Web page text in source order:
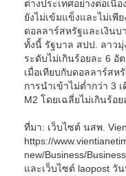
ต่างประเทศอย่างต่อเนื่
ยังไม่เข้มแข็งและไม่เพี
ดอลลาร์สหรัฐและเงิน
ทั้งนี้ รัฐบาล สปป. ลาวมุ่
ระดับไม่เกินร้อยละ 6 อั
เมื่อเทียบกับดอลลาร์สห
การนำเข้าไม่ต่ำกว่า 3
M2 โดยเฉลี่ยไม่เกินร้อ
ที่มา: เว็บไซต์ นสพ.
https://
new/Business/
และเว็บไซต์ laopost วั